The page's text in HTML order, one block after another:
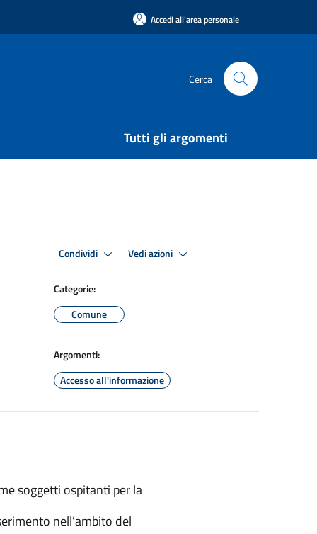
Accedi all'area personale
Cerca
Tutti gli argomenti
Condividi Vedi azioni
Categorie:
Comune
Argomenti:
Accesso all'informazione
soggetti ospitanti per la
nell’ambito del